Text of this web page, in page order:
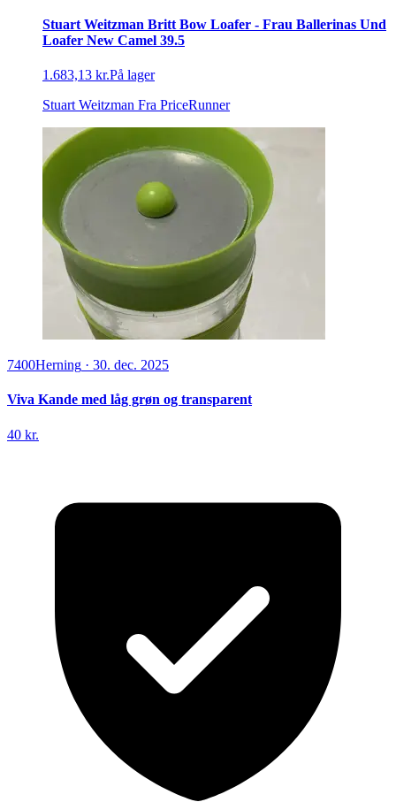
Stuart Weitzman Britt Bow Loafer - Frau Ballerinas Und
Loafer New Camel 39.5
1.683,13 kr.På lager
Stuart Weitzman Fra PriceRunner
7400Herning · 30. dec. 2025
Viva Kande med låg grøn og transparent
40 kr.